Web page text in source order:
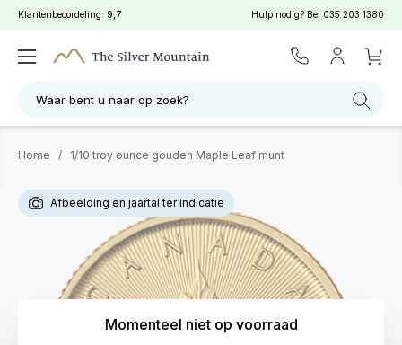
Klantenbeoordeling: 9,7 Hulp nodig? Bel 035 203 1380
Waar bent u naar op zoek?
Home / 1/10 troy ounce gouden Maple Leaf munt
Momenteel niet op voorraad
Afbeelding en jaartal ter indicatie